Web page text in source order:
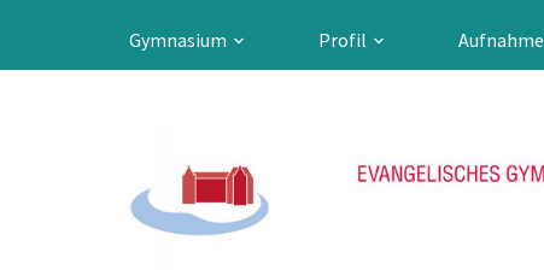
Gymnasium Profil Aufnahme